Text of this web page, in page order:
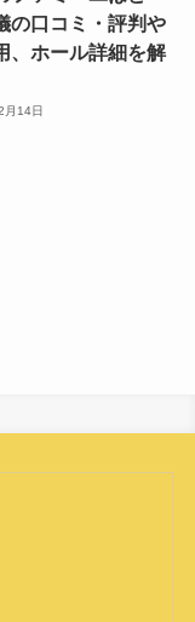
の口コミ・評判や
、ホール詳細を解
月14日